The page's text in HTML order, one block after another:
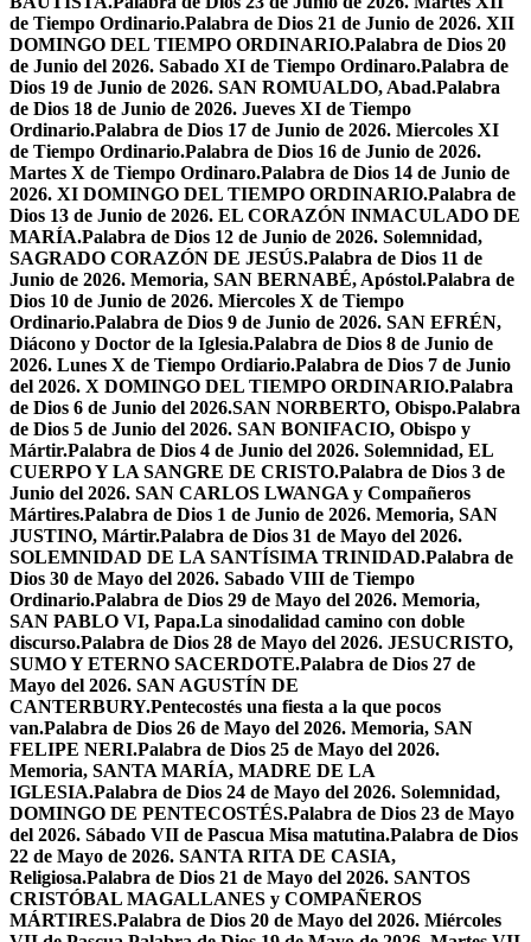
de Tiempo Ordinario.Palabra de Dios 21 de Junio de 2026. XII
DOMINGO DEL TIEMPO ORDINARIO.Palabra de Dios 20
de Junio del 2026. Sabado XI de Tiempo Ordinaro.Palabra de
Dios 19 de Junio de 2026. SAN ROMUALDO, Abad.Palabra
de Dios 18 de Junio de 2026. Jueves XI de Tiempo
Ordinario.Palabra de Dios 17 de Junio de 2026. Miercoles XI
de Tiempo Ordinario.Palabra de Dios 16 de Junio de 2026.
Martes X de Tiempo Ordinaro.Palabra de Dios 14 de Junio de
2026. XI DOMINGO DEL TIEMPO ORDINARIO.Palabra de
Dios 13 de Junio de 2026. EL CORAZÓN INMACULADO DE
MARÍA.Palabra de Dios 12 de Junio de 2026. Solemnidad,
SAGRADO CORAZÓN DE JESÚS.Palabra de Dios 11 de
Junio de 2026. Memoria, SAN BERNABÉ, Apóstol.Palabra de
Dios 10 de Junio de 2026. Miercoles X de Tiempo
Ordinario.Palabra de Dios 9 de Junio de 2026. SAN EFRÉN,
Diácono y Doctor de la Iglesia.Palabra de Dios 8 de Junio de
2026. Lunes X de Tiempo Ordiario.Palabra de Dios 7 de Junio
del 2026. X DOMINGO DEL TIEMPO ORDINARIO.Palabra
de Dios 6 de Junio del 2026.SAN NORBERTO, Obispo.Palabra
de Dios 5 de Junio del 2026. SAN BONIFACIO, Obispo y
Mártir.Palabra de Dios 4 de Junio del 2026. Solemnidad, EL
CUERPO Y LA SANGRE DE CRISTO.Palabra de Dios 3 de
Junio del 2026. SAN CARLOS LWANGA y Compañeros
Mártires.Palabra de Dios 1 de Junio de 2026. Memoria, SAN
JUSTINO, Mártir.Palabra de Dios 31 de Mayo del 2026.
SOLEMNIDAD DE LA SANTÍSIMA TRINIDAD.Palabra de
Dios 30 de Mayo del 2026. Sabado VIII de Tiempo
Ordinario.Palabra de Dios 29 de Mayo del 2026. Memoria,
SAN PABLO VI, Papa.La sinodalidad camino con doble
discurso.Palabra de Dios 28 de Mayo del 2026. JESUCRISTO,
SUMO Y ETERNO SACERDOTE.Palabra de Dios 27 de
Mayo del 2026. SAN AGUSTÍN DE
CANTERBURY.Pentecostés una fiesta a la que pocos
van.Palabra de Dios 26 de Mayo del 2026. Memoria, SAN
FELIPE NERI.Palabra de Dios 25 de Mayo del 2026.
Memoria, SANTA MARÍA, MADRE DE LA
IGLESIA.Palabra de Dios 24 de Mayo del 2026. Solemnidad,
DOMINGO DE PENTECOSTÉS.Palabra de Dios 23 de Mayo
del 2026. Sábado VII de Pascua Misa matutina.Palabra de Dios
22 de Mayo de 2026. SANTA RITA DE CASIA,
Religiosa.Palabra de Dios 21 de Mayo del 2026. SANTOS
CRISTÓBAL MAGALLANES y COMPAÑEROS
MÁRTIRES.Palabra de Dios 20 de Mayo del 2026. Miércoles